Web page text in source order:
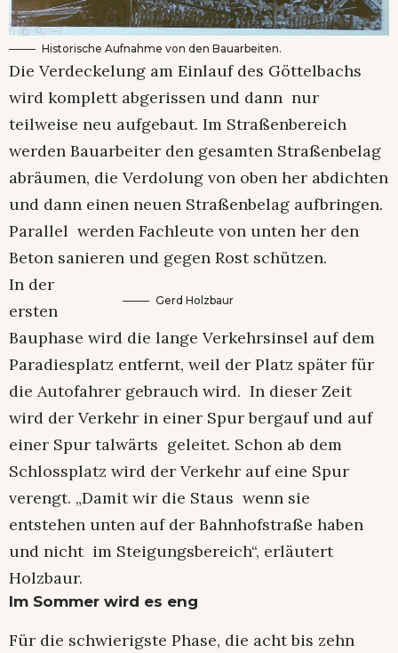
Historische Aufnahme von den Bauarbeiten.
Die Verdeckelung am Einlauf des Göttelbachs
wird komplett abgerissen und dann nur
teilweise neu aufgebaut. Im Straßenbereich
werden Bauarbeiter den gesamten Straßenbelag
abräumen, die Verdolung von oben her abdichten
und dann einen neuen Straßenbelag aufbringen.
Parallel werden Fachleute von unten her den
Beton sanieren und gegen Rost schützen.
Gerd Holzbaur
In der
ersten
Bauphase wird die lange Verkehrsinsel auf dem
Paradiesplatz entfernt, weil der Platz später für
die Autofahrer gebrauch wird. In dieser Zeit
wird der Verkehr in einer Spur bergauf und auf
einer Spur talwärts geleitet. Schon ab dem
Schlossplatz wird der Verkehr auf eine Spur
verengt. „Damit wir die Staus wenn sie
entstehen unten auf der Bahnhofstraße haben
und nicht im Steigungsbereich“, erläutert
Holzbaur.
Im Sommer wird es eng
Für die schwierigste Phase, die acht bis zehn